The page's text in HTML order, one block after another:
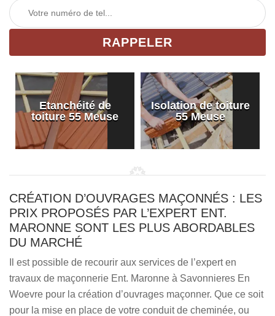
Etanchéité de
toiture 55 Meuse
Isolation de toiture
55 Meuse
CRÉATION D’OUVRAGES MAÇONNÉS : LES
PRIX PROPOSÉS PAR L’EXPERT ENT.
MARONNE SONT LES PLUS ABORDABLES
DU MARCHÉ
Il est possible de recourir aux services de l’expert en
travaux de maçonnerie Ent. Maronne à Savonnieres En
Woevre pour la création d’ouvrages maçonner. Que ce soit
pour la mise en place de votre conduit de cheminée, ou